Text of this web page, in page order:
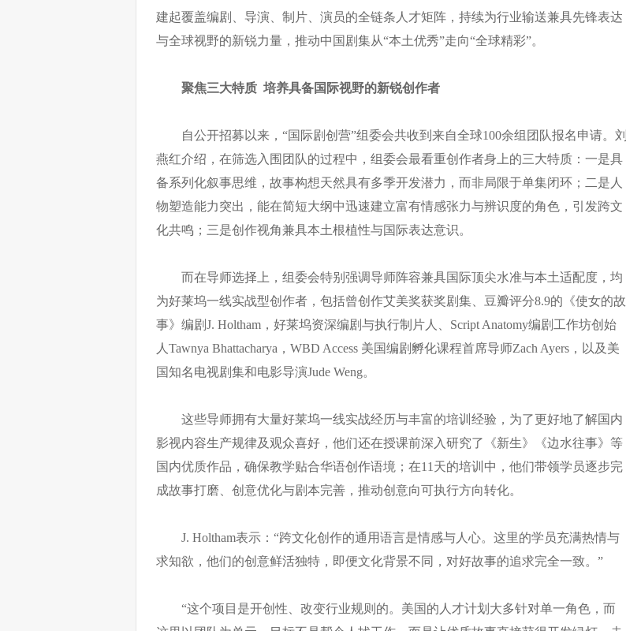
建起覆盖编剧、导演、制片、演员的全链条人才矩阵，持续为行业输送兼具先锋表达
与全球视野的新锐力量，推动中国剧集从“本土优秀”走向“全球精彩”。
聚焦三大特质 培养具备国际视野的新锐创作者
自公开招募以来，“国际剧创营”组委会共收到来自全球100余组团队报名申请。刘
燕红介绍，在筛选入围团队的过程中，组委会最看重创作者身上的三大特质：一是具
备系列化叙事思维，故事构想天然具有多季开发潜力，而非局限于单集闭环；二是人
物塑造能力突出，能在简短大纲中迅速建立富有情感张力与辨识度的角色，引发跨文
化共鸣；三是创作视角兼具本土根植性与国际表达意识。
而在导师选择上，组委会特别强调导师阵容兼具国际顶尖水准与本土适配度，均
为好莱坞一线实战型创作者，包括曾创作艾美奖获奖剧集、豆瓣评分8.9的《使女的故
事》编剧J. Holtham，好莱坞资深编剧与执行制片人、Script Anatomy编剧工作坊创始
人Tawnya Bhattacharya，WBD Access 美国编剧孵化课程首席导师Zach Ayers，以及美
国知名电视剧集和电影导演Jude Weng。
这些导师拥有大量好莱坞一线实战经历与丰富的培训经验，为了更好地了解国内
影视内容生产规律及观众喜好，他们还在授课前深入研究了《新生》《边水往事》等
国内优质作品，确保教学贴合华语创作语境；在11天的培训中，他们带领学员逐步完
成故事打磨、创意优化与剧本完善，推动创意向可执行方向转化。
J. Holtham表示：“跨文化创作的通用语言是情感与人心。这里的学员充满热情与
求知欲，他们的创意鲜活独特，即便文化背景不同，对好故事的追求完全一致。”
“这个项目是开创性、改变行业规则的。美国的人才计划大多针对单一角色，而